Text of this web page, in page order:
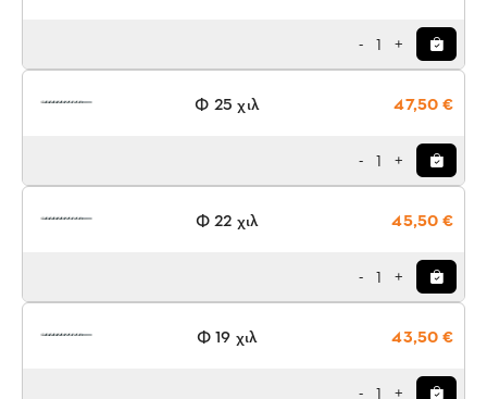
- 1 +
Φ 25 χιλ 47,50 €
- 1 +
Φ 22 χιλ 45,50 €
- 1 +
Φ 19 χιλ 43,50 €
- 1 +